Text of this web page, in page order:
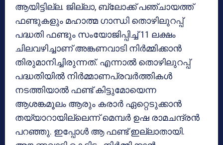
ആയിട്ടില്ല. ജില്ലാ, ബ്ലോക്ക് പഞ്ചായത്ത്
ഫണ്ടുകളും മഹാത്മ ഗാന്ധി തൊഴിലുറപ്പ്
പദ്ധതി ഫണ്ടും സംയോജിപ്പിച്ച് 11 ലക്ഷം
ചിലവഴിച്ചാണ് അങ്കണവാടി നിര്‍മ്മിക്കാന്‍
തിരുമാനിച്ചിരുന്നത്. എന്നാല്‍ തൊഴിലുറപ്പ്
പദ്ധതിയില്‍ നിര്‍മ്മാണപ്രവര്‍ത്തികള്‍
നടത്തിയാല്‍ ഫണ്ട് കിട്ടുമോയെന്ന
ആശങ്കമൂലം ആരും കരാര്‍ ഏറ്റെടുക്കാന്‍
തയ്യാറായില്ലെന്ന് മെമ്പര്‍ ഉഷ രാമചന്ദ്രന്‍
പറഞ്ഞു. ഇപ്പോള്‍ ആ ഫണ്ട് ഇല്ലാതായി.